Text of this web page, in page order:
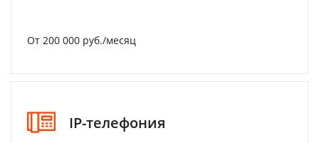
От 200 000 руб./месяц
IP-телефония